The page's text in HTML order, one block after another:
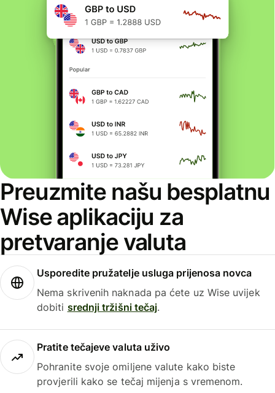
Preuzmite našu besplatnu
Wise aplikaciju za
pretvaranje valuta
Usporedite pružatelje usluga prijenosa novca
Nema skrivenih naknada pa ćete uz Wise uvijek
dobiti srednji tržišni tečaj.
Pratite tečajeve valuta uživo
Pohranite svoje omiljene valute kako biste
provjerili kako se tečaj mijenja s vremenom.